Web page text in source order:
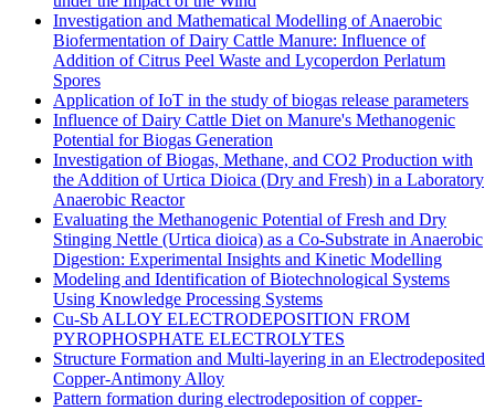
Investigation and Mathematical Modelling of Anaerobic
Biofermentation of Dairy Cattle Manure: Influence of
Addition of Citrus Peel Waste and Lycoperdon Perlatum
Spores
Application of IoT in the study of biogas release parameters
Influence of Dairy Cattle Diet on Manure's Methanogenic
Potential for Biogas Generation
Investigation of Biogas, Methane, and CO2 Production with
the Addition of Urtica Dioica (Dry and Fresh) in a Laboratory
Anaerobic Reactor
Evaluating the Methanogenic Potential of Fresh and Dry
Stinging Nettle (Urtica dioica) as a Co-Substrate in Anaerobic
Digestion: Experimental Insights and Kinetic Modelling
Modeling and Identification of Biotechnological Systems
Using Knowledge Processing Systems
Cu-Sb ALLOY ELECTRODEPOSITION FROM
PYROPHOSPHATE ELECTROLYTES
Structure Formation and Multi-layering in an Electrodeposited
Copper-Antimony Alloy
Pattern formation during electrodeposition of copper-